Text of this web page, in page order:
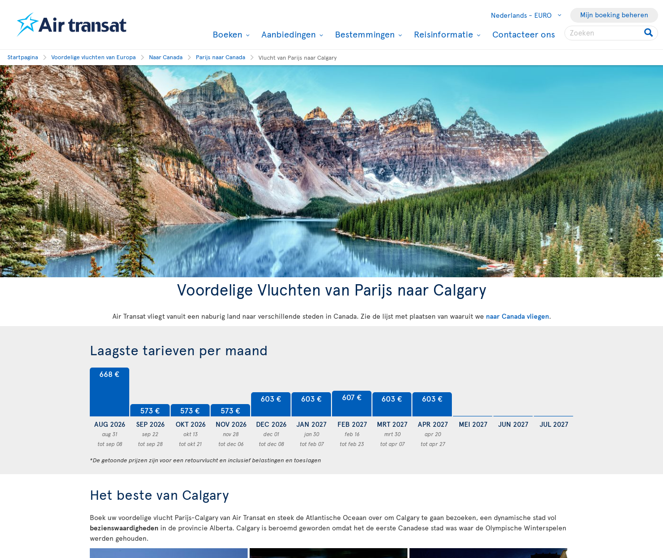
Nederlands - EURO Mijn boeking beheren
Boeken Aanbiedingen Bestemmingen Reisinformatie Contacteer ons
Startpagina Voordelige vluchten van Europa Naar Canada Parijs naar Canada Vlucht van Parijs naar Calgary
Voordelige Vluchten van Parijs naar Calgary
Air Transat vliegt vanuit een naburig land naar verschillende steden in Canada. Zie de lijst met plaatsen van waaruit we naar Canada vliegen.
Laagste tarieven per maand
668 €
AUG 2026
aug 31
tot sep 08
573 €
SEP 2026
sep 22
tot sep 28
573 €
OKT 2026
okt 13
tot okt 21
573 €
NOV 2026
nov 28
tot dec 06
603 €
DEC 2026
dec 01
tot dec 08
603 €
JAN 2027
jan 30
tot feb 07
607 €
FEB 2027
feb 16
tot feb 23
603 €
MRT 2027
mrt 30
tot apr 07
603 €
APR 2027
apr 20
tot apr 27
MEI 2027 JUN 2027 JUL 2027
*De getoonde prijzen zijn voor een retourvlucht en inclusief belastingen en toeslagen
Het beste van Calgary
Boek uw voordelige vlucht Parijs-Calgary van Air Transat en steek de Atlantische Oceaan over om Calgary te gaan bezoeken, een dynamische stad vol
bezienswaardigheden in de provincie Alberta. Calgary is beroemd geworden omdat het de eerste Canadese stad was waar de Olympische Winterspelen
werden gehouden.